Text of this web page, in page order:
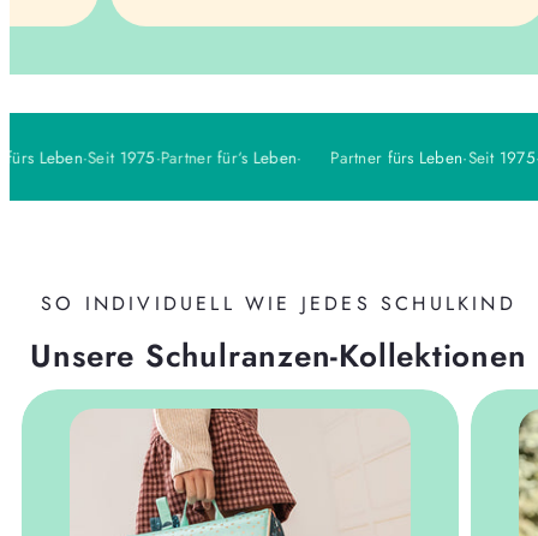
Leben·Seit 1975·Partner für‘s Leben· Partner fürs Leben·Seit 1975·
SO INDIVIDUELL WIE JEDES SCHULKIND
Unsere Schulranzen-Kollektionen